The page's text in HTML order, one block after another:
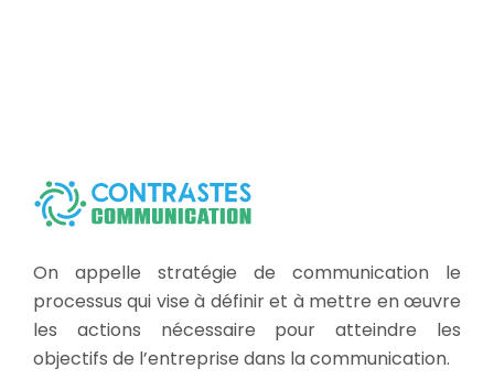
On appelle stratégie de communication le
processus qui vise à définir et à mettre en œuvre
les actions nécessaire pour atteindre les
objectifs de l’entreprise dans la communication.